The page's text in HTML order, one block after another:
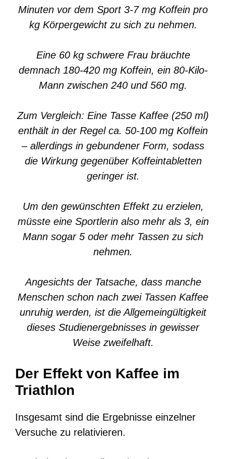
Minuten vor dem Sport 3-7 mg Koffein pro
kg Körpergewicht zu sich zu nehmen.
Eine 60 kg schwere Frau bräuchte
demnach 180-420 mg Koffein, ein 80-Kilo-
Mann zwischen 240 und 560 mg.
Zum Vergleich: Eine Tasse Kaffee (250 ml)
enthält in der Regel ca. 50-100 mg Koffein
– allerdings in gebundener Form, sodass
die Wirkung gegenüber Koffeintabletten
geringer ist.
Um den gewünschten Effekt zu erzielen,
müsste eine Sportlerin also mehr als 3, ein
Mann sogar 5 oder mehr Tassen zu sich
nehmen.
Angesichts der Tatsache, dass manche
Menschen schon nach zwei Tassen Kaffee
unruhig werden, ist die Allgemeingültigkeit
dieses Studienergebnisses in gewisser
Weise zweifelhaft.
Der Effekt von Kaffee im
Triathlon
Insgesamt sind die Ergebnisse einzelner
Versuche zu relativieren.